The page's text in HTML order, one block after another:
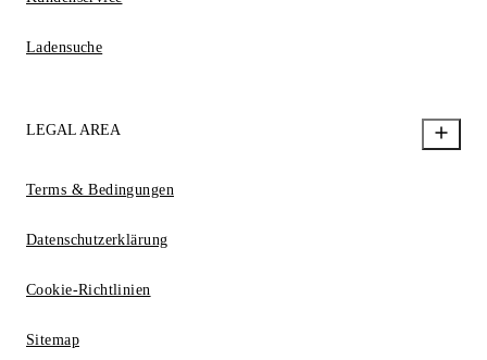
Ladensuche
LEGAL AREA
Terms & Bedingungen
Datenschutzerklärung
Cookie-Richtlinien
Sitemap